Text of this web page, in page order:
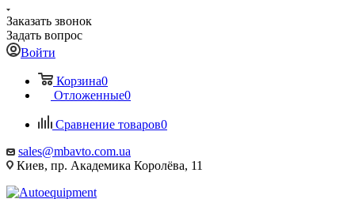
Заказать звонок
Задать вопрос
Войти
Корзина0
Отложенные0
Сравнение товаров0
sales@mbavto.com.ua
Киев, пр. Академика Королёва, 11